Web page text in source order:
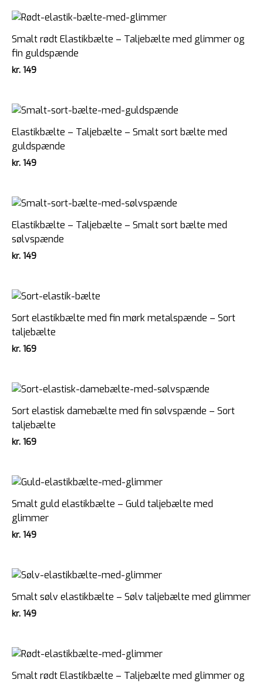
Smalt rødt Elastikbælte – Taljebælte med glimmer og
fin guldspænde
kr. 149
Elastikbælte – Taljebælte – Smalt sort bælte med
guldspænde
kr. 149
Elastikbælte – Taljebælte – Smalt sort bælte med
sølvspænde
kr. 149
Sort elastikbælte med fin mørk metalspænde – Sort
taljebælte
kr. 169
Sort elastisk damebælte med fin sølvspænde – Sort
taljebælte
kr. 169
Smalt guld elastikbælte – Guld taljebælte med
glimmer
kr. 149
Smalt sølv elastikbælte – Sølv taljebælte med glimmer
kr. 149
Smalt rødt Elastikbælte – Taljebælte med glimmer og